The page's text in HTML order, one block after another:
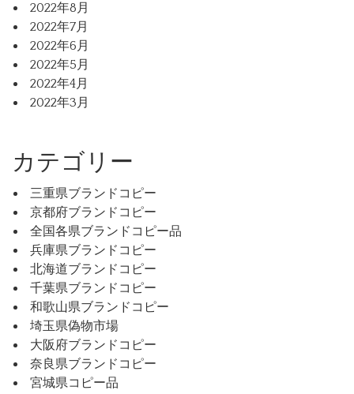
2022年8月
2022年7月
2022年6月
2022年5月
2022年4月
2022年3月
カテゴリー
三重県ブランドコピー
京都府ブランドコピー
全国各県ブランドコピー品
兵庫県ブランドコピー
北海道ブランドコピー
千葉県ブランドコピー
和歌山県ブランドコピー
埼玉県偽物市場
大阪府ブランドコピー
奈良県ブランドコピー
宮城県コピー品